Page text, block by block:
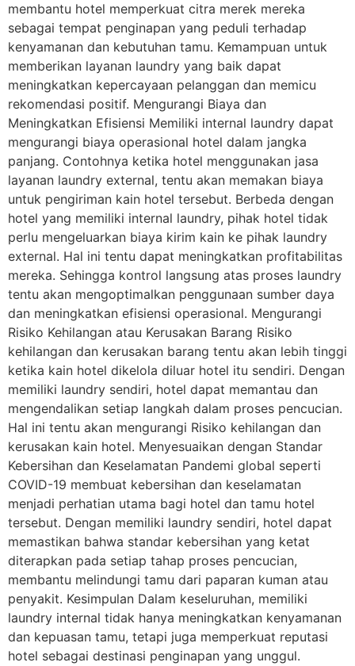
membantu hotel memperkuat citra merek mereka
sebagai tempat penginapan yang peduli terhadap
kenyamanan dan kebutuhan tamu. Kemampuan untuk
memberikan layanan laundry yang baik dapat
meningkatkan kepercayaan pelanggan dan memicu
rekomendasi positif. Mengurangi Biaya dan
Meningkatkan Efisiensi Memiliki internal laundry dapat
mengurangi biaya operasional hotel dalam jangka
panjang. Contohnya ketika hotel menggunakan jasa
layanan laundry external, tentu akan memakan biaya
untuk pengiriman kain hotel tersebut. Berbeda dengan
hotel yang memiliki internal laundry, pihak hotel tidak
perlu mengeluarkan biaya kirim kain ke pihak laundry
external. Hal ini tentu dapat meningkatkan profitabilitas
mereka. Sehingga kontrol langsung atas proses laundry
tentu akan mengoptimalkan penggunaan sumber daya
dan meningkatkan efisiensi operasional. Mengurangi
Risiko Kehilangan atau Kerusakan Barang Risiko
kehilangan dan kerusakan barang tentu akan lebih tinggi
ketika kain hotel dikelola diluar hotel itu sendiri. Dengan
memiliki laundry sendiri, hotel dapat memantau dan
mengendalikan setiap langkah dalam proses pencucian.
Hal ini tentu akan mengurangi Risiko kehilangan dan
kerusakan kain hotel. Menyesuaikan dengan Standar
Kebersihan dan Keselamatan Pandemi global seperti
COVID-19 membuat kebersihan dan keselamatan
menjadi perhatian utama bagi hotel dan tamu hotel
tersebut. Dengan memiliki laundry sendiri, hotel dapat
memastikan bahwa standar kebersihan yang ketat
diterapkan pada setiap tahap proses pencucian,
membantu melindungi tamu dari paparan kuman atau
penyakit. Kesimpulan Dalam keseluruhan, memiliki
laundry internal tidak hanya meningkatkan kenyamanan
dan kepuasan tamu, tetapi juga memperkuat reputasi
hotel sebagai destinasi penginapan yang unggul.